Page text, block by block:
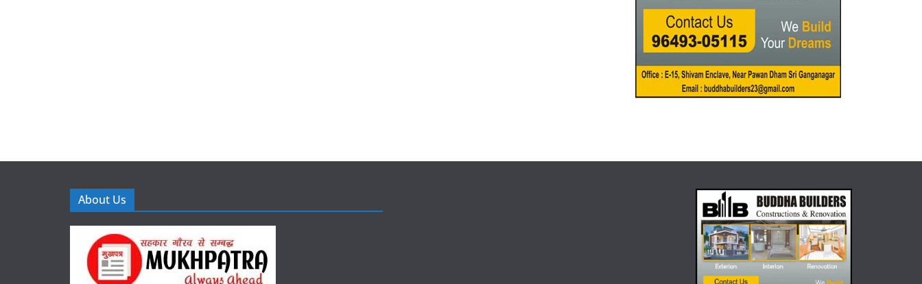
About Us